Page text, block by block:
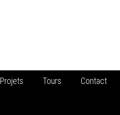
Projets Tours Contact